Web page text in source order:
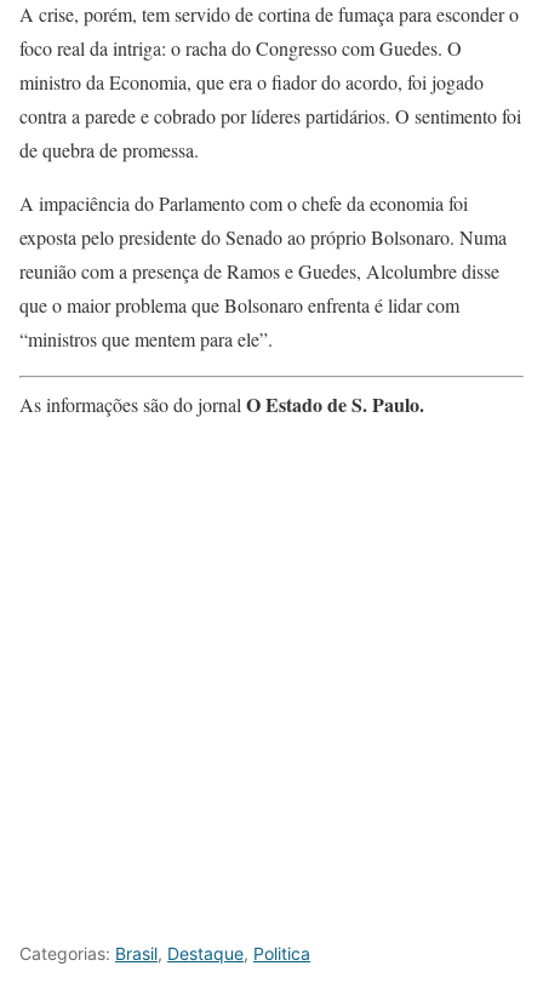
A crise, porém, tem servido de cortina de fumaça para esconder o
foco real da intriga: o racha do Congresso com Guedes. O
ministro da Economia, que era o fiador do acordo, foi jogado
contra a parede e cobrado por líderes partidários. O sentimento foi
de quebra de promessa.
A impaciência do Parlamento com o chefe da economia foi
exposta pelo presidente do Senado ao próprio Bolsonaro. Numa
reunião com a presença de Ramos e Guedes, Alcolumbre disse
que o maior problema que Bolsonaro enfrenta é lidar com
“ministros que mentem para ele”.
As informações são do jornalO Estado de S. Paulo.
Categorias: Brasil, Destaque, Politica